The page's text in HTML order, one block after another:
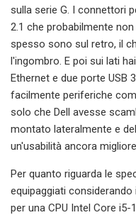
sulla serie G. I connettori
2.1 che probabilmente
spesso sono sul retro, il
l'ingombro. E poi sui lati
Ethernet e due porte USB
facilmente periferiche
solo che Dell avesse
montato lateralmente e
un'usabilità ancora
Per quanto riguarda le
equipaggiati
per una CPU Intel Core